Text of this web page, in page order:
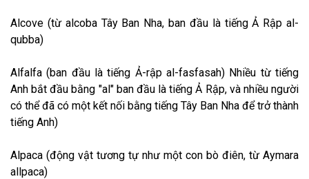
Alcove (từ alcoba Tây Ban Nha, ban đầu là tiếng Ả Rập al-
qubba)
Alfalfa (ban đầu là tiếng Ả-rập al-fasfasah) Nhiều từ tiếng
Anh bắt đầu bằng "al" ban đầu là tiếng Ả Rập, và nhiều người
có thể đã có một kết nối bằng tiếng Tây Ban Nha để trở thành
tiếng Anh)
Alpaca (động vật tương tự như một con bò điên, từ Aymara
allpaca)